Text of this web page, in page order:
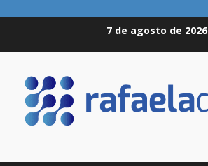
7 de agosto de 2026